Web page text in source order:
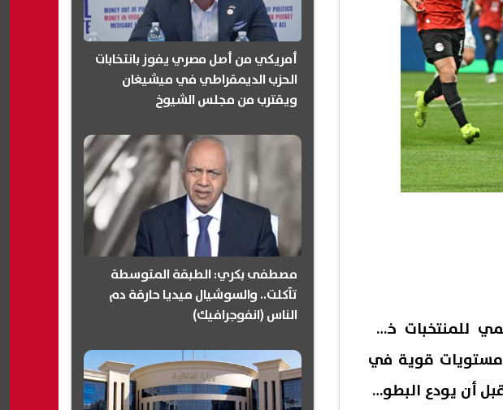
العالمي للمنتخبات خلال
مستويات قوية في
أفضل إنجاز في تاريخه بالتأهل إلى دور الـ16، قبل أن يودع البطولة
أمريكي من أصل مصري يفوز بانتخابات
الحزب الديمقراطي في ميشيغان
ويقترب من مجلس الشيوخ
مصطفى بكري: الطبقة المتوسطة
تآكلت.. والسوشيال ميديا حارقة دم
الناس (انفوجرافيك)